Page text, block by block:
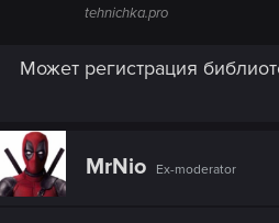
tehnichka.pro
Может регистрация
MrNio Ex-moderator